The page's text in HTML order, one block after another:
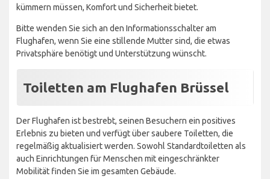
kümmern müssen, Komfort und Sicherheit bietet.
Bitte wenden Sie sich an den Informationsschalter am
Flughafen, wenn Sie eine stillende Mutter sind, die etwas
Privatsphäre benötigt und Unterstützung wünscht.
Toiletten am Flughafen Brüssel
Der Flughafen ist bestrebt, seinen Besuchern ein positives
Erlebnis zu bieten und verfügt über saubere Toiletten, die
regelmäßig aktualisiert werden. Sowohl Standardtoiletten als
auch Einrichtungen für Menschen mit eingeschränkter
Mobilität finden Sie im gesamten Gebäude.